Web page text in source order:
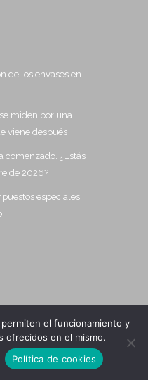
de los envases en
miden por una
viene después
comenzado. ¿Estás
de 2026?
especiales
ALTAIR
el funcionamiento y
ofrecidos en el mismo.
Política de cookies